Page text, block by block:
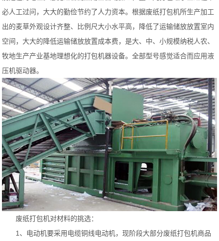
必人工过问，大大的勤俭节约了人力资本。根据废纸打包机所生产加工
出的麦草外观设计齐整、比例尺大小水平高，降低了运输储放放置室内
空间，大大的降低运输储放放置成本费，是大、中、小规模纳税人农、
牧地生产产业基地理想化的打包机器设备。全部型号感觉适合而应用液
压机驱动器。
废纸打包机对材料的挑选：
1、电动机要采用电缆铜线电动机，现阶段大部分废纸打包机商品